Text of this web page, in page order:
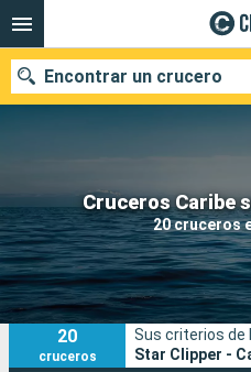
Cruceros Caribe
20 cruceros
Encontrar un crucero
Nuestros destinos
Fecha de salida
Puertos
20
cruceros
Sus criterios de
Star Clipper -